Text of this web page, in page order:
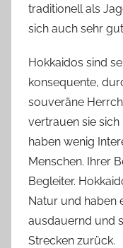
traditionell als
sich auch sehr
Hokkaidos sind
konsequente,
souveräne
vertrauen sie
haben wenig
Menschen. Ihrer
Begleiter.
Natur und haben
ausdauernd und
Strecken zurück.